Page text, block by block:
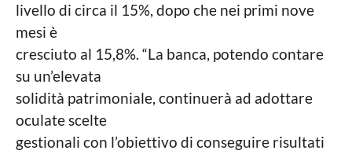
livello di circa il 15%, dopo che nei primi nove
mesi è
cresciuto al 15,8%. “La banca, potendo contare
su un’elevata
solidità patrimoniale, continuerà ad adottare
oculate scelte
gestionali con l’obiettivo di conseguire risultati